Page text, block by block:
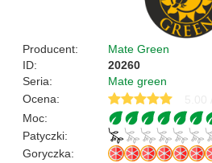
Producent:
Mate Green
ID:
20260
Seria:
Mate green
Ocena:
Moc:
Patyczki:
Goryczka: